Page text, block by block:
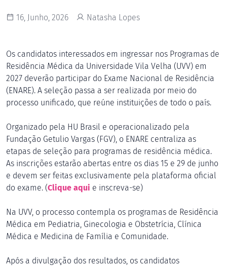
16, Junho, 2026 Natasha Lopes
Os candidatos interessados em ingressar nos Programas de
Residência Médica da Universidade Vila Velha (UVV) em
2027 deverão participar do Exame Nacional de Residência
(ENARE). A seleção passa a ser realizada por meio do
processo unificado, que reúne instituições de todo o país.
Organizado pela HU Brasil e operacionalizado pela
Fundação Getulio Vargas (FGV), o ENARE centraliza as
etapas de seleção para programas de residência médica.
As inscrições estarão abertas entre os dias 15 e 29 de junho
e devem ser feitas exclusivamente pela plataforma oficial
do exame. (Clique aqui e inscreva-se)
Na UVV, o processo contempla os programas de Residência
Médica em Pediatria, Ginecologia e Obstetrícia, Clínica
Médica e Medicina de Família e Comunidade.
Após a divulgação dos resultados, os candidatos